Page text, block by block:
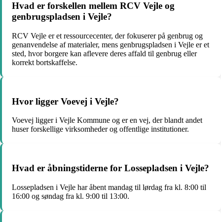
Hvad er forskellen mellem RCV Vejle og
genbrugspladsen i Vejle?
RCV Vejle er et ressourcecenter, der fokuserer på genbrug og
genanvendelse af materialer, mens genbrugspladsen i Vejle er et
sted, hvor borgere kan aflevere deres affald til genbrug eller
korrekt bortskaffelse.
Hvor ligger Voevej i Vejle?
Voevej ligger i Vejle Kommune og er en vej, der blandt andet
huser forskellige virksomheder og offentlige institutioner.
Hvad er åbningstiderne for Lossepladsen i Vejle?
Lossepladsen i Vejle har åbent mandag til lørdag fra kl. 8:00 til
16:00 og søndag fra kl. 9:00 til 13:00.